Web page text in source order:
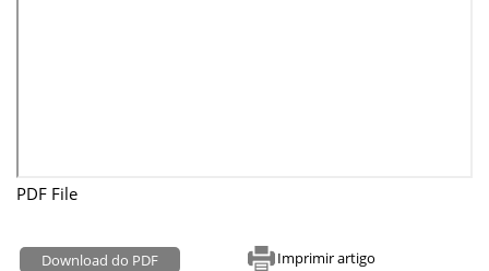
PDF File
Download do PDF Imprimir artigo